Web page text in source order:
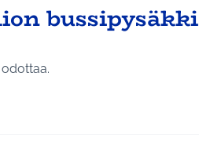
bussipysäkki